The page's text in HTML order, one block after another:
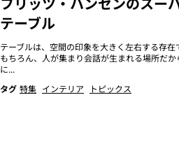
テーブル
テーブルは、空間の印象を大きく左右する存在
もちろん、人が集まり会話が生まれる場所だ
に...
タグ 特集 インテリア
トピックス